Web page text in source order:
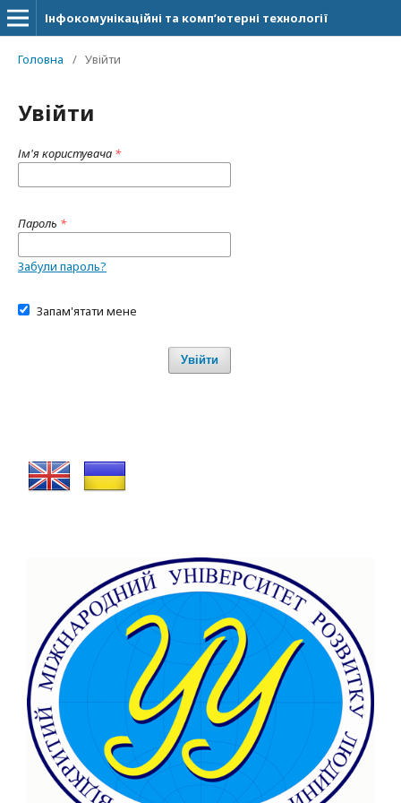
Інфокомунікаційні та комп’ютерні технології
Головна / Увійти
Увійти
Ім'я користувача *
Пароль *
Забули пароль?
Запам'ятати мене
Увійти